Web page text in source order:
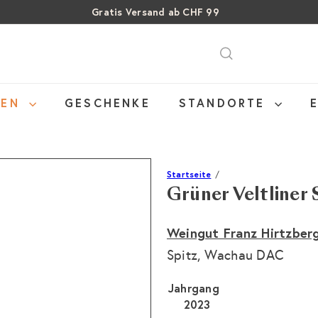
Pause
Gratis Versand ab CHF 99
Über 15% Rabatt auf Sommer Weine
SALE: Bis zu 40% auf letzte Flaschen
GESCHENKE STANDORTE
Startseite
Grüner Veltliner
Weingut Franz
Spitz, Wachau DAC
Jahrgang
2023Variante ausverkauft